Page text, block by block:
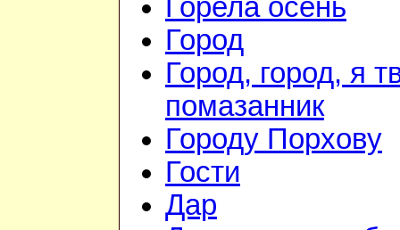
Горела осень
Город
Город, город, я
помазанник
Городу Порхову
Гости
Дар